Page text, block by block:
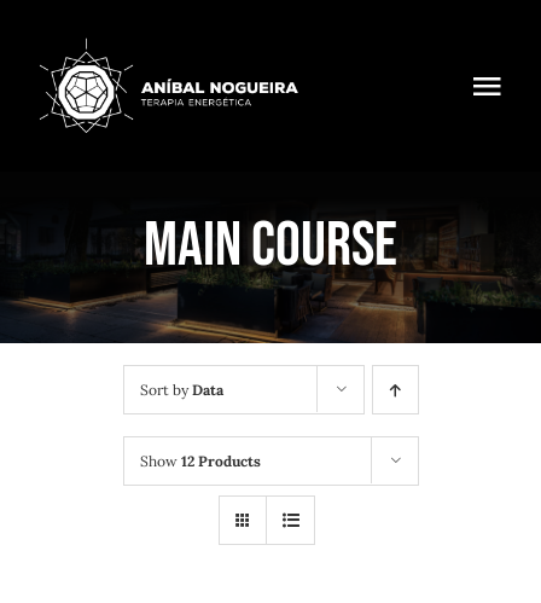
content
Livros
Formação
Inspirações
MAIN COURSE
Sort byData
Show 12 Products